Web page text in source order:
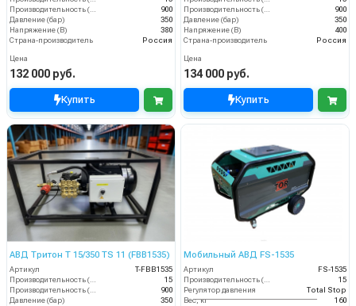
Производительность (л/ч)
900
Давление (бар)
350
Напряжение (В)
380
Страна-производитель
Россия
Цена
132 000 руб.
Купить
Производительность (л/ч)
900
Давление (бар)
350
Напряжение (В)
400
Страна-производитель
Россия
Цена
134 000 руб.
Купить
АВД Тритон T 15/350 TS 11 (FBB1535)
Артикул
T-FBB1535
Производительность (л/мин)
15
Производительность (л/ч)
900
Давление (бар)
350
Мобильный АВД FS-1535
Артикул
FS-1535
Производительность (л/мин)
15
Регулятор давления
Total Stop
Вес, кг
160